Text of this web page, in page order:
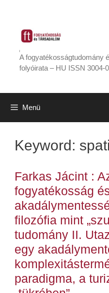
tartalomba
A fogyatékosságtudomány
folyóirata – HU ISSN 3004-
Menü
Keyword:
Farkas Jácint :
fogyatékosság
filozófia mint
tudomány II.
egy
paradigma, a